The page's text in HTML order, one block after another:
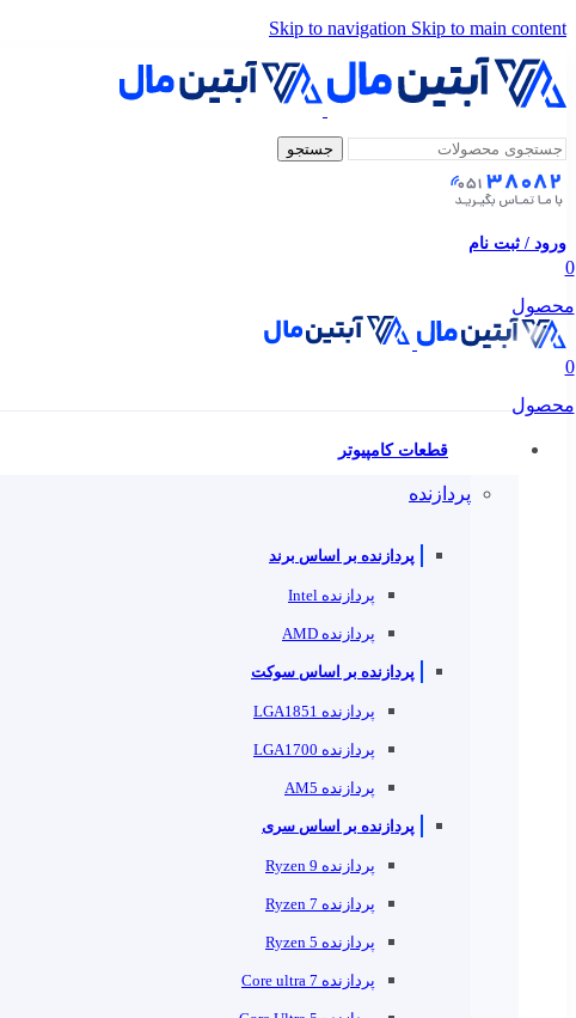
Skip to navigation Skip to main content
جستجو
ورود / ثبت نام
0
محصول
0
محصول
قطعات کامپیوتر
پردازنده
پردازنده بر اساس برند
پردازنده Intel
پردازنده AMD
پردازنده بر اساس سوکت
پردازنده LGA1851
پردازنده LGA1700
پردازنده AM5
پردازنده بر اساس سری
پردازنده Ryzen 9
پردازنده Ryzen 7
پردازنده Ryzen 5
پردازنده Core ultra 7